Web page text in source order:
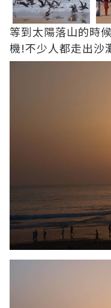
等到太陽落山的時
機!不少人都走出沙